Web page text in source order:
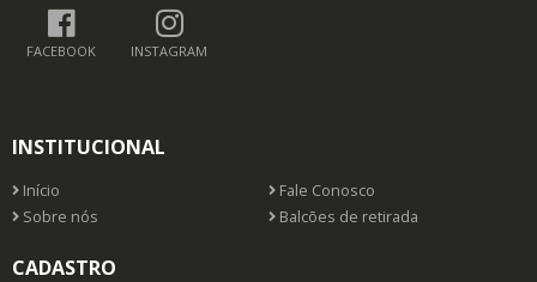
FACEBOOK INSTAGRAM
INSTITUCIONAL
Início
Fale Conosco
Sobre nós
Balcões de retirada
CADASTRO